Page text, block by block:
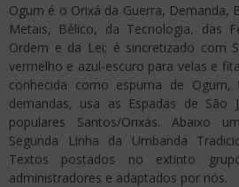
Ogum é o Orixá da Guerra, Demanda,
Metais, Bélico, da Tecnologia, das
Ordem e da Lei; é sincretizado com
vermelho e azul-escuro para velas e
conhecida como espuma de
demandas, usa as Espadas de
populares Santos/Orixás. Abaixo
Segunda Linha da Umbanda
Textos postados no extinto
administradores e adaptados por nós.